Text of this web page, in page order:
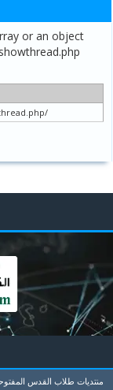
or an object
منتديات طلاب القدس